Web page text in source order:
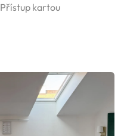
Přístup kartou